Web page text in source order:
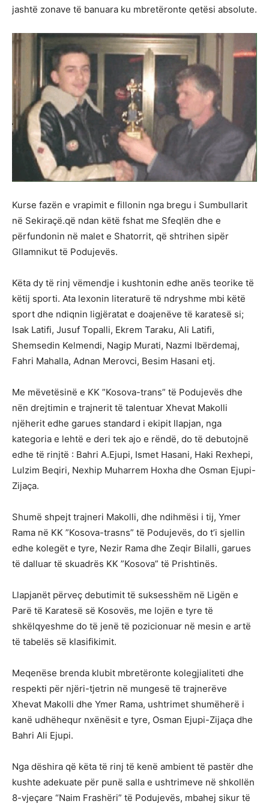
jashtë zonave të banuara ku mbretëronte qetësi absolute.
Kurse fazën e vrapimit e fillonin nga bregu i Sumbullarit
në Sekiraçë.që ndan këtë fshat me Sfeqlën dhe e
përfundonin në malet e Shatorrit, që shtrihen sipër
Gllamnikut të Podujevës.
Këta dy të rinj vëmendje i kushtonin edhe anës teorike të
këtij sporti. Ata lexonin literaturë të ndryshme mbi këtë
sport dhe ndiqnin ligjëratat e doajenëve të karatesë si;
Isak Latifi, Jusuf Topalli, Ekrem Taraku, Ali Latifi,
Shemsedin Kelmendi, Nagip Murati, Nazmi Ibërdemaj,
Fahri Mahalla, Adnan Merovci, Besim Hasani etj.
Me mëvetësinë e KK ”Kosova-trans” të Podujevës dhe
nën drejtimin e trajnerit të talentuar Xhevat Makolli
njëherit edhe garues standard i ekipit llapjan, nga
kategoria e lehtë e deri tek ajo e rëndë, do të debutojnë
edhe të rinjtë : Bahri A.Ejupi, Ismet Hasani, Haki Rexhepi,
Lulzim Beqiri, Nexhip Muharrem Hoxha dhe Osman Ejupi-
Zijaça.
Shumë shpejt trajneri Makolli, dhe ndihmësi i tij, Ymer
Rama në KK ”Kosova-trasns” të Podujevës, do t’i sjellin
edhe kolegët e tyre, Nezir Rama dhe Zeqir Bilalli, garues
të dalluar të skuadrës KK ”Kosova” të Prishtinës.
Llapjanët përveç debutimit të suksesshëm në Ligën e
Parë të Karatesë së Kosovës, me lojën e tyre të
shkëlqyeshme do të jenë të pozicionuar në mesin e artë
të tabelës së klasifikimit.
Meqenëse brenda klubit mbretëronte kolegjialiteti dhe
respekti për njëri-tjetrin në mungesë të trajnerëve
Xhevat Makolli dhe Ymer Rama, ushtrimet shumëherë i
kanë udhëhequr nxënësit e tyre, Osman Ejupi-Zijaça dhe
Bahri Ali Ejupi.
Nga dëshira që këta të rinj të kenë ambient të pastër dhe
kushte adekuate për punë salla e ushtrimeve në shkollën
8-vjeçare “Naim Frashëri” të Podujevës, mbahej sikur të